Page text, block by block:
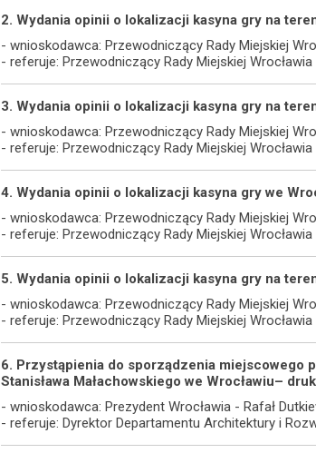
2. Wydania opinii o lokalizacji kasyna gry na
- wnioskodawca: Przewodniczący Rady Miejskiej
- referuje: Przewodniczący Rady Miejskiej
3. Wydania opinii o lokalizacji kasyna gry na
- wnioskodawca: Przewodniczący Rady Miejskiej
- referuje: Przewodniczący Rady Miejskiej
4. Wydania opinii o lokalizacji kasyna gry we
- wnioskodawca: Przewodniczący Rady Miejskiej
- referuje: Przewodniczący Rady Miejskiej
5. Wydania opinii o lokalizacji kasyna gry na
- wnioskodawca: Przewodniczący Rady Miejskiej
- referuje: Przewodniczący Rady Miejskiej
6. Przystąpienia do sporządzenia miejscowego
Stanisława Małachowskiego we Wrocławiu–
- wnioskodawca: Prezydent Wrocławia - Rafał
- referuje: Dyrektor Departamentu Architektury i